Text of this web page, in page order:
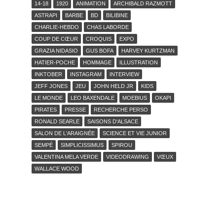
14-18 1920 ANIMATION
ARCHIBALD RAZMOTT
ASTRAPI
BARBE BD
BILIBINE
CHARLIE-HEBDO
CHAS LABORDE
COUP DE CŒUR
CROQUIS
EXPO
GRAZIA NIDASIO
GUS BOFA
HARVEY KURTZMAN
HATIER-POCHE
HOMMAGE
ILLUSTRATION
INKTOBER
INSTAGRAM
INTERVIEW
JEFF JONES
JEU JOHN HELD JR
KIDS
LE MONDE
LEO BAXENDALE MOEBIUS
OKAPI
PIRATES
PRESSE
RECHERCHE PERSO
RONALD SEARLE
SAISONS D'ALSACE
SALON DE L'ARAIGNÉE
SCIENCE ET VIE JUNIOR
SEMPÉ
SIMPLICISSIMUS
SPIROU
VALENTINA MELA VERDE
VIDEODRAWING
VŒUX
WALLACE WOOD